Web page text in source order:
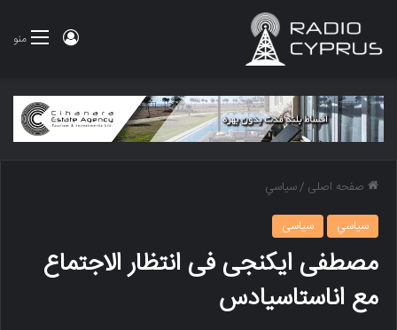
منو ورود
صفحه اصلی /سياسي
سياسي
سیاسی
مصطفى ایکنجی فی انتظار الاجتماع
مع اناستاسیادس